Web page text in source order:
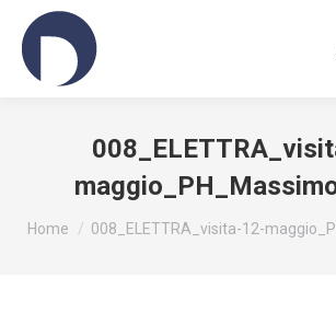
You are here:
Home 008_ELETTRA_visita-12-